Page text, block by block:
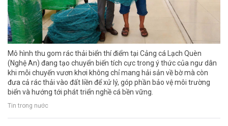
Mô hình thu gom rác thải biển thí điểm tại Cảng cá Lạch Quèn
(Nghệ An) đang tạo chuyển biến tích cực trong ý thức của ngư dân
khi mỗi chuyến vươn khơi không chỉ mang hải sản về bờ mà còn
đưa cả rác thải vào đất liền để xử lý, góp phần bảo vệ môi trường
biển và hướng tới phát triển nghề cá bền vững.
Tin trong nước